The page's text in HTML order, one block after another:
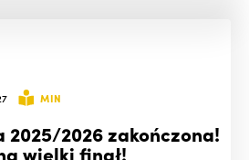
MIN
2025/2026 zakończona!
wielki finał!